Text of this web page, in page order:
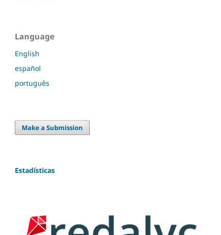
Language
English
español
português
Make a Submission
Estadísticas